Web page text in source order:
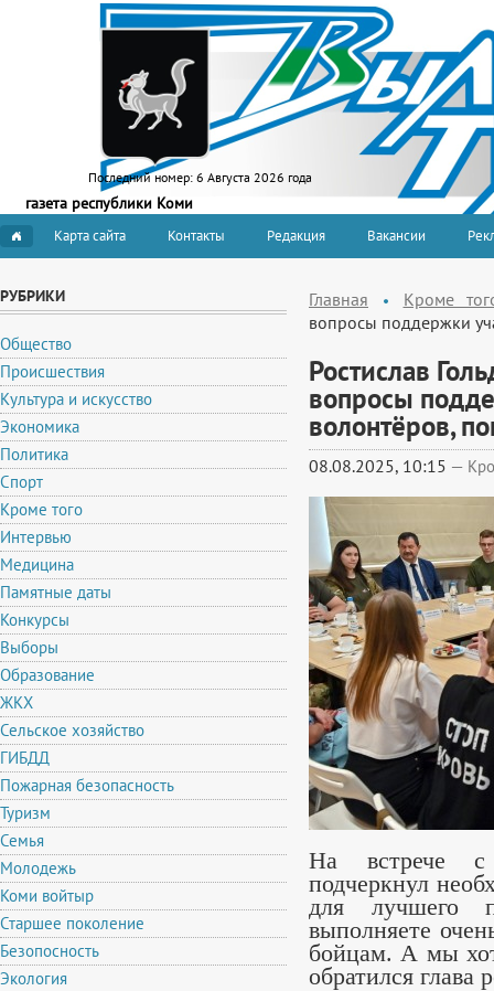
Последний номер: 6 Августа 2026 года
газета республики Коми
Карта сайта Контакты Редакция Вакансии
РУБРИКИ
Общество
Происшествия
Культура и искусство
Экономика
Политика
Спорт
Кроме того
Интервью
Медицина
Памятные даты
Конкурсы
Выборы
Образование
ЖКХ
Сельское хозяйство
ГИБДД
Пожарная безопасность
Туризм
Семья
Молодежь
Коми войтыр
Старшее поколение
Безопосность
Экология
Главная
Кроме
вопросы поддержки
Ростислав
вопросы
волонтёров,
08.08.2025, 10:15 —
На встрече с
подчеркнул
для лучшего
выполняете
бойцам. А мы
обратился глава